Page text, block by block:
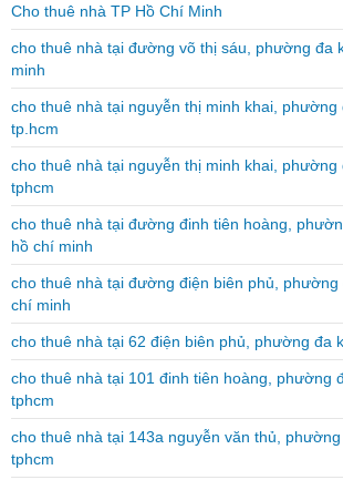
Cho thuê nhà TP Hồ Chí Minh
cho thuê nhà tại đường võ thị sáu, phường đa
minh
cho thuê nhà tại nguyễn thị minh khai, phường
tp.hcm
cho thuê nhà tại nguyễn thị minh khai, phường
tphcm
cho thuê nhà tại đường đinh tiên hoàng,
hồ chí minh
cho thuê nhà tại đường điện biên phủ,
chí minh
cho thuê nhà tại 62 điện biên phủ, phường đa
cho thuê nhà tại 101 đinh tiên hoàng, phường
tphcm
cho thuê nhà tại 143a nguyễn văn thủ, phường
tphcm